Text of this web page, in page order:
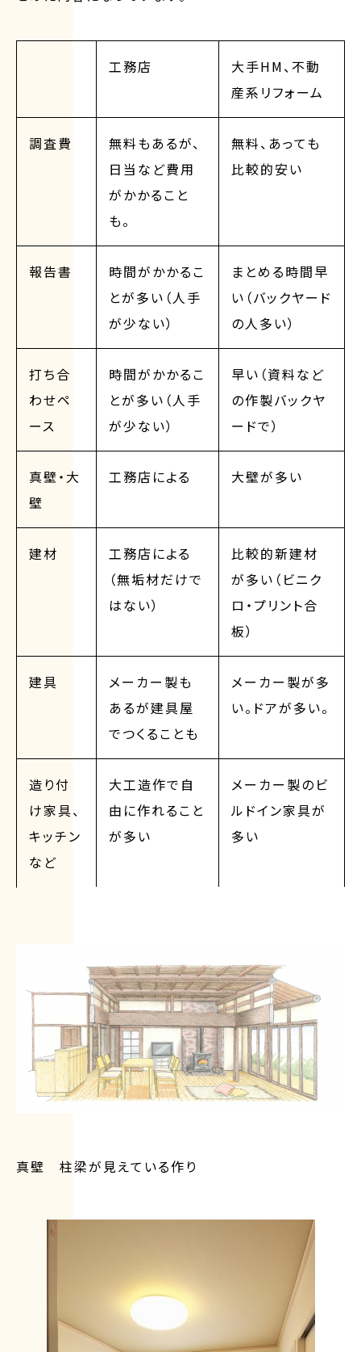
工務店
大手HM、不動
産系リフォーム
調査費
無料もあるが、
日当など費用
がかかること
も。
無料、あっても
比較的安い
報告書
時間がかかるこ
とが多い（人手
が少ない）
まとめる時間早
い（バックヤード
の人多い）
打ち合
わせペ
ース
時間がかかるこ
とが多い（人手
が少ない）
早い（資料など
の作製バックヤ
ードで）
真壁・大
壁
工務店による 大壁が多い
建材
工務店による
（無垢材だけで
はない）
比較的新建材
が多い（ビニク
ロ・プリント合
板）
建具
メーカー製も
あるが建具屋
でつくることも
メーカー製が多
い。ドアが多い。
造り付
け家具、
キッチン
など
大工造作で自
由に作れること
が多い
メーカー製のビ
ルドイン家具が
多い
真壁 柱梁が見えている作り